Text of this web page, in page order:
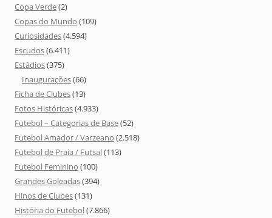
Copa Verde(2)
Copas do Mundo (109)
Curiosidades(4.594)
Escudos(6.411)
Estádios(375)
Inaugurações(66)
Ficha de Clubes(13)
Fotos Históricas(4.933)
Futebol – Categorias de Base(52)
Futebol Amador / Varzeano (2.518)
Futebol de Praia / Futsal(113)
Futebol Feminino (100)
Grandes Goleadas(394)
Hinos de Clubes(131)
História do Futebol(7.866)